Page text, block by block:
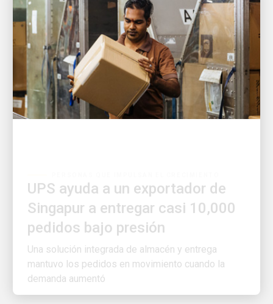
Singapur a entregar casi 10,000
pedidos bajo presión
Una solución integrada de almacén y entrega
mantuvo los pedidos en movimiento cuando la
demanda aumentó